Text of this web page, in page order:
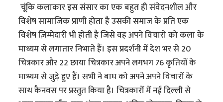
चूंकि कलाकार इस संसार का एक बहुत ही संवेदनशील और
विशेष सामाजिक प्राणी होता है उसकी समाज के प्रति एक
विशेष ज़िम्मेदारी भी होती है जिसे वह अपने विचारो को कला के
माध्यम से लगातार निभाते हैं। इस प्रदर्शनी में देश भर से 20
चित्रकार और 22 छाया चित्रकार अपने लगभग 76 कृतियों के
माध्यम से जुड़े हुए हैं। सभी ने बाघ को अपने अपने विचारों के
साथ कैनवस पर प्रस्तुत किया है। चित्रकारों में नई दिल्ली से